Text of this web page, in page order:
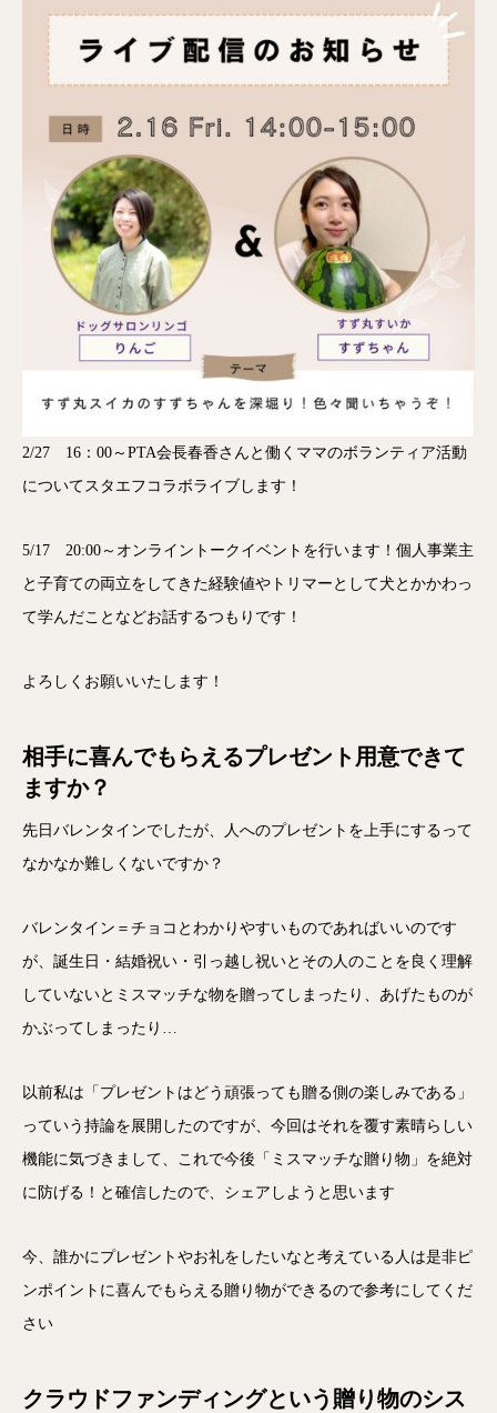
2/27 16：00～PTA会長春香さんと働くママのボランティア活動
についてスタエフコラボライブします！
5/17 20:00～オンライントークイベントを行います！個人事業主
と子育ての両立をしてきた経験値やトリマーとして犬とかかわっ
て学んだことなどお話するつもりです！
よろしくお願いいたします！
相手に喜んでもらえるプレゼント用意できて
ますか？
先日バレンタインでしたが、人へのプレゼントを上手にするって
なかなか難しくないですか？
バレンタイン＝チョコとわかりやすいものであればいいのです
が、誕生日・結婚祝い・引っ越し祝いとその人のことを良く理解
していないとミスマッチな物を贈ってしまったり、あげたものが
かぶってしまったり…
以前私は「プレゼントはどう頑張っても贈る側の楽しみである」
っていう持論を展開したのですが、今回はそれを覆す素晴らしい
機能に気づきまして、これで今後「ミスマッチな贈り物」を絶対
に防げる！と確信したので、シェアしようと思います
今、誰かにプレゼントやお礼をしたいなと考えている人は是非ピ
ンポイントに喜んでもらえる贈り物ができるので参考にしてくだ
さい
クラウドファンディングという贈り物のシス